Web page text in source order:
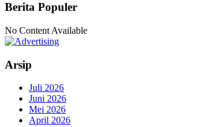
Berita Populer
No Content Available
Arsip
Juli 2026
Juni 2026
Mei 2026
April 2026